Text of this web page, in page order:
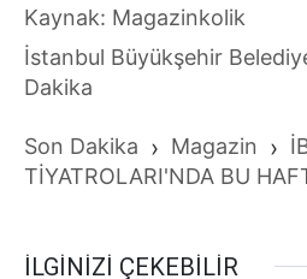
Kaynak: Magazinkolik
İstanbul Büyükşehir
Dakika
Son Dakika › Magazin ›
TİYATROLARI'NDA BU